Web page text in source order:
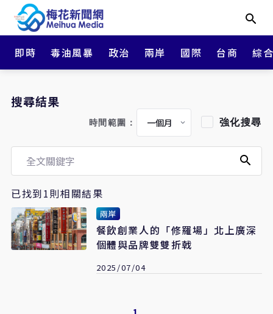
即時 毒油風暴 政治 兩岸 國際 台商 綜
搜尋結果
時間範圍： 強化搜尋
已找到1則相關結果
兩岸
餐飲創業人的「修羅場」北上廣深
個體與品牌雙雙折戟
2025/07/04